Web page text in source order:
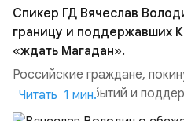
Спикер ГД Вячеслав
границу и поддержавших
«ждать Магадан».
Российские граждане,
последних событий и
режим, должны понимать, что
Читать 1 мин.